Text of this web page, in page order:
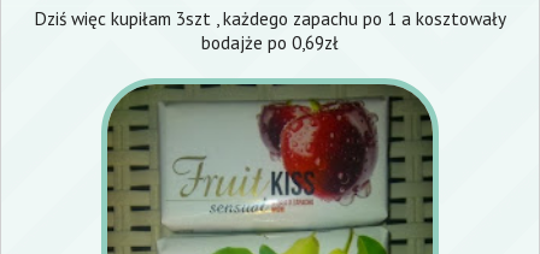
Dziś więc kupiłam 3szt , każdego zapachu po 1 a kosztowały
bodajże po 0,69zł